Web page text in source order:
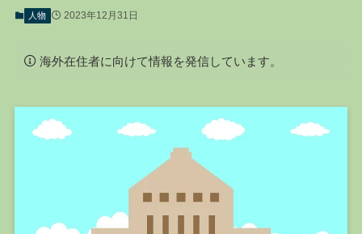
人物 2023年12月31日
海外在住者に向けて情報を発信しています。